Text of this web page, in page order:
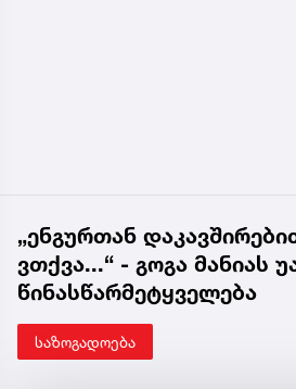
„ენგურთან
ვთქვა...“ - გოგა მანიას
წინასწარმეტყველება
საზოგადოება